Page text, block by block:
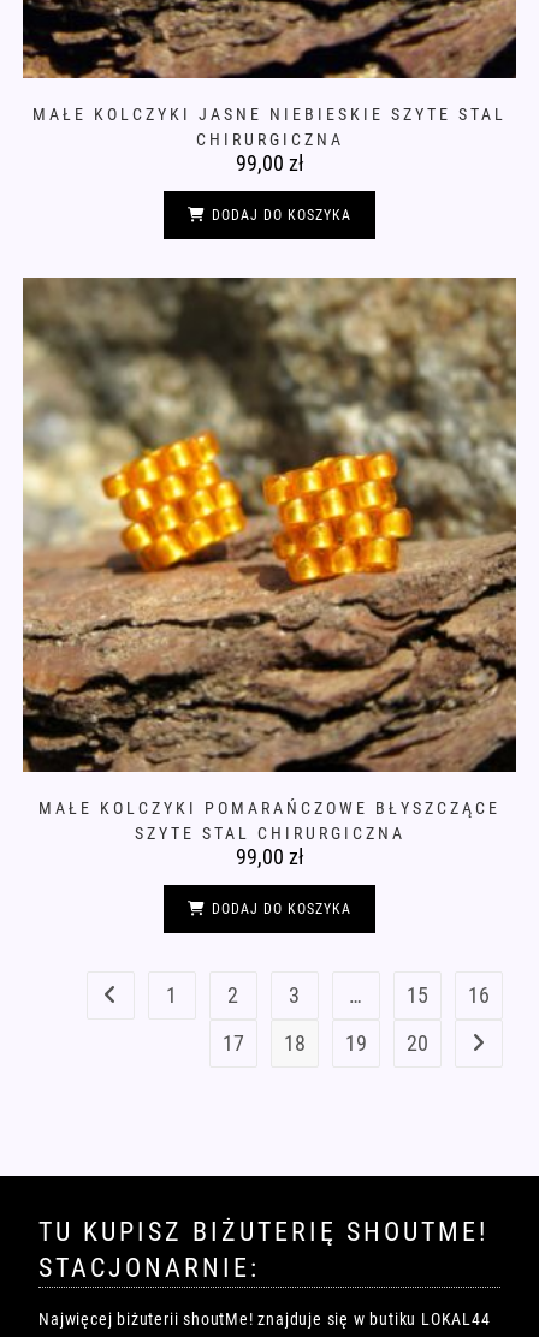
MAŁE KOLCZYKI JASNE NIEBIESKIE SZYTE STAL
CHIRURGICZNA
99,00 zł
DODAJ DO KOSZYKA
MAŁE KOLCZYKI POMARAŃCZOWE BŁYSZCZĄCE
SZYTE STAL CHIRURGICZNA
99,00 zł
DODAJ DO KOSZYKA
1 2 3 … 15
16
17
18 19 20
TU KUPISZ BIŻUTERIĘ SHOUTME!
STACJONARNIE:
Najwięcej biżuterii shoutMe! znajduje się w butiku LOKAL44